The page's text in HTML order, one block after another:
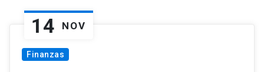
14 NOV
Finanzas